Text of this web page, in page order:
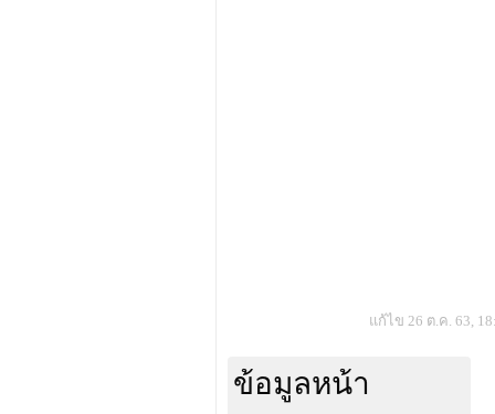
แก้ไข 26 ต.ค. 63,
ข้อมูลหน้า